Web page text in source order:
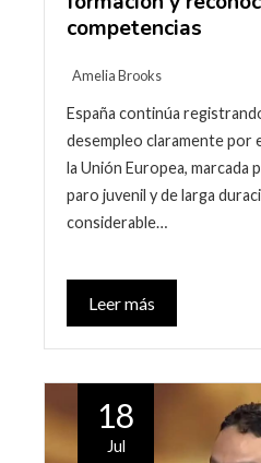
competencias
Amelia Brooks
España continúa
desempleo claramente por
la Unión Europea, marcada
paro juvenil y de larga
considerable…
Leer más
18
Jul